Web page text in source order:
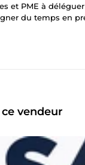
et PME à
du temps en
✅ Gestion
et Word ✅
de
proposer la
vendeur